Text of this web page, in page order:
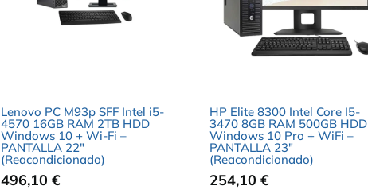
Lenovo PC M93p SFF Intel i5-
4570 16GB RAM 2TB HDD
Windows 10 + Wi-Fi –
PANTALLA 22″
(Reacondicionado)
496,10 €
HP Elite 8300 Intel Core I5-
3470 8GB RAM 500GB HDD
Windows 10 Pro + WiFi –
PANTALLA 23″
(Reacondicionado)
254,10€